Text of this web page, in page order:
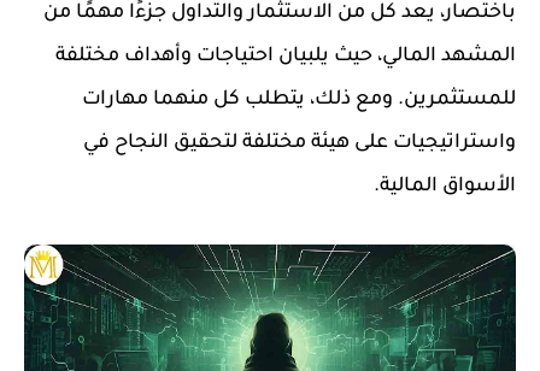
باختصار، يعد كل من الاستثمار والتداول جزءًا مهمًا من
المشهد المالي، حيث يلبيان احتياجات وأهداف مختلفة
للمستثمرين. ومع ذلك، يتطلب كل منهما مهارات
واستراتيجيات على هيئة مختلفة لتحقيق النجاح في
الأسواق المالية.